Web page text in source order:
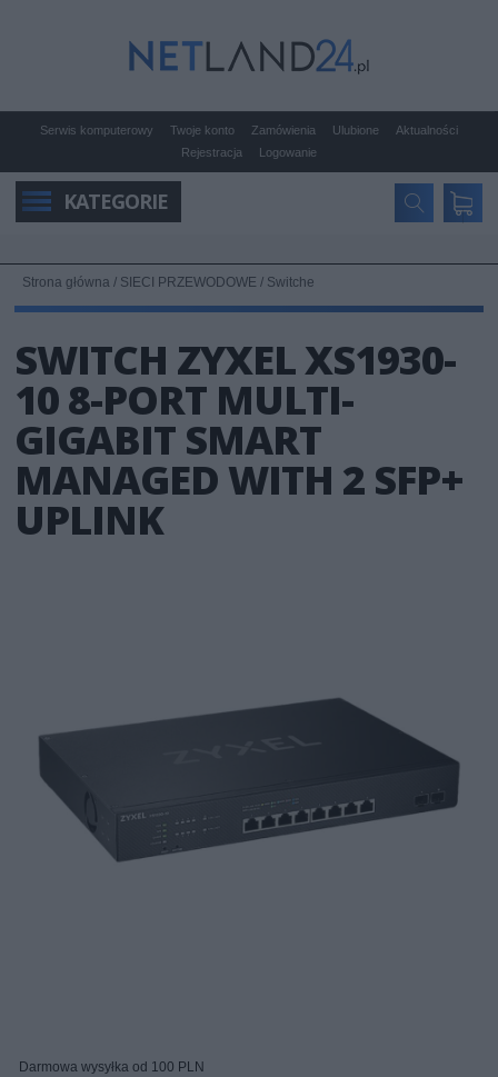
Serwis komputerowy Twoje konto Zamówienia Ulubione
Aktualności
Rejestracja
Logowanie
KATEGORIE
Strona główna / SIECI PRZEWODOWE / Switche
SWITCH ZYXEL XS1930-
10 8-PORT MULTI-
GIGABIT SMART
MANAGED WITH 2 SFP+
UPLINK
Darmowa wysyłka od 100 PLN